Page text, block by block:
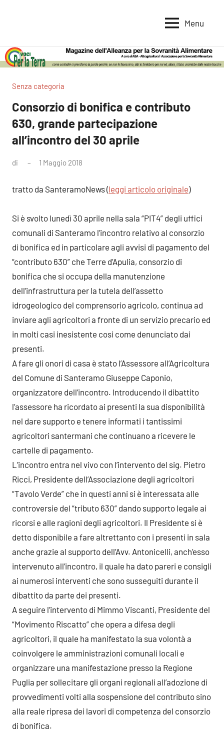
per
la
Terra
per
la
Alimentare
Menu
Senza categoria
Consorzio di bonifica e contributo
630, grande partecipazione
all’incontro del 30 aprile
di 1 Maggio 2018
tratto da SanteramoNews (leggi articolo originale)
Si è svolto lunedì 30 aprile nella sala “PIT4” degli uffici
comunali di Santeramo l’incontro relativo al consorzio
di bonifica ed in particolare agli avvisi di pagamento del
“contributo 630” che Terre d’Apulia, consorzio di
bonifica che si occupa della manutenzione
dell’infrastruttura per la tutela dell’assetto
idrogeologico del comprensorio agricolo, continua ad
inviare agli agricoltori a fronte di un servizio precario ed
in molti casi inesistente cosi come denunciato dai
presenti.
A fare gli onori di casa è stato l’Assessore all’Agricoltura
del Comune di Santeramo Giuseppe Caponio,
organizzatore dell’incontro. Introducendo il dibattito
l’assessore ha ricordato ai presenti la sua disponibilità
nel dare supporto e tenere informati i tantissimi
agricoltori santermani che continuano a ricevere le
cartelle di pagamento.
L’incontro entra nel vivo con l’intervento del sig. Pietro
Ricci, Presidente dell’Associazione degli agricoltori
“Tavolo Verde” che in questi anni si è interessata alle
controversie del “tributo 630” dando supporto legale ai
ricorsi e alle ragioni degli agricoltori. Il Presidente si è
detto disponibile a fare altrettanto con i presenti in sala
anche grazie al supporto dell’Avv. Antonicelli, anch’esso
intervenuto all’incontro, il quale ha dato pareri e consigli
ai numerosi interventi che sono susseguiti durante il
dibattito da parte dei presenti.
A seguire l’intervento di Mimmo Viscanti, Presidente del
“Movimento Riscatto” che opera a difesa degli
agricoltori, il quale ha manifestato la sua volontà a
coinvolgere le amministrazioni comunali locali e
organizzare una manifestazione presso la Regione
Puglia per sollecitare gli organi regionali all’adozione di
provvedimenti volti alla sospensione del contributo sino
alla reale ripresa dei lavori di competenza del consorzio
di bonifica.